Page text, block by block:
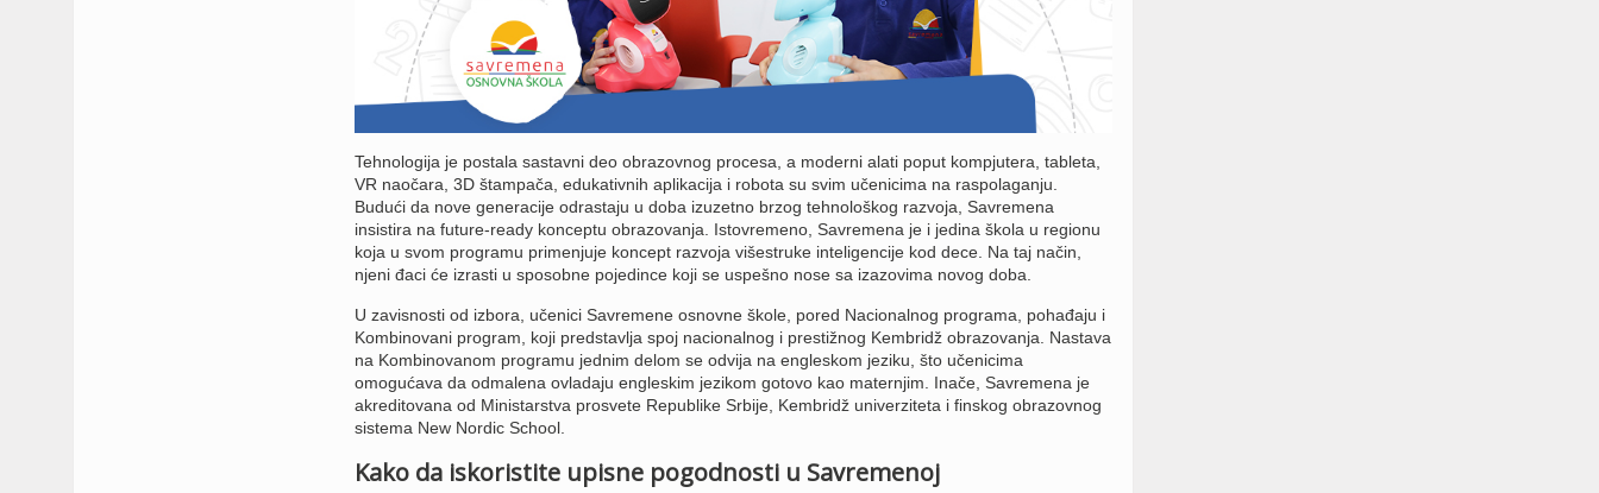
Tehnologija je postala sastavni deo obrazovnog procesa, a moderni alati poput kompjutera, tableta,
VR naočara, 3D štampača, edukativnih aplikacija i robota su svim učenicima na raspolaganju.
Budući da nove generacije odrastaju u doba izuzetno brzog tehnološkog razvoja, Savremena
insistira na future-ready konceptu obrazovanja. Istovremeno, Savremena je i jedina škola u regionu
koja u svom programu primenjuje koncept razvoja višestruke inteligencije kod dece. Na taj način,
njeni đaci će izrasti u sposobne pojedince koji se uspešno nose sa izazovima novog doba.
U zavisnosti od izbora, učenici Savremene osnovne škole, pored Nacionalnog programa, pohađaju i
Kombinovani program, koji predstavlja spoj nacionalnog i prestižnog Kembridž obrazovanja. Nastava
na Kombinovanom programu jednim delom se odvija na engleskom jeziku, što učenicima
omogućava da odmalena ovladaju engleskim jezikom gotovo kao maternjim. Inače, Savremena je
akreditovana od Ministarstva prosvete Republike Srbije, Kembridž univerziteta i finskog obrazovnog
sistema New Nordic School.
Kako da iskoristite upisne pogodnosti u Savremenoj